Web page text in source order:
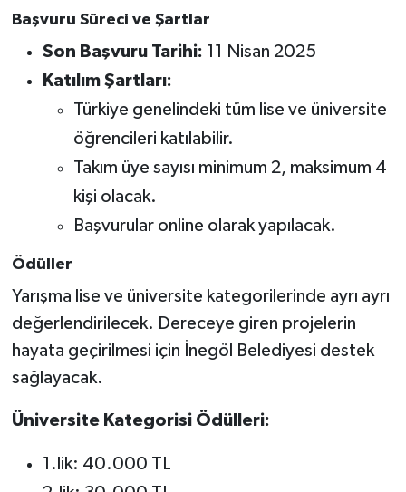
Başvuru Süreci ve Şartlar
Son Başvuru Tarihi: 11 Nisan 2025
Katılım Şartları:
Türkiye genelindeki tüm lise ve üniversite
öğrencileri katılabilir.
Takım üye sayısı minimum 2, maksimum 4
kişi olacak.
Başvurular online olarak yapılacak.
Ödüller
Yarışma lise ve üniversite kategorilerinde ayrı ayrı
değerlendirilecek. Dereceye giren projelerin
hayata geçirilmesi için İnegöl Belediyesi destek
sağlayacak.
Üniversite Kategorisi Ödülleri:
1.lik: 40.000 TL